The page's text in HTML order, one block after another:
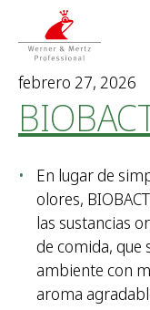
febrero 27, 2026
En lugar de
olores,
las sustancias
de comida, que
ambiente con
aroma